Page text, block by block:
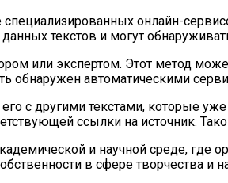
онлайн-
текстов и могут
или экспертом. Этот метод
обнаружен автоматическими
с другими текстами, которые
ссылки на источник.
и научной среде,
в сфере творчества и